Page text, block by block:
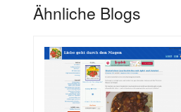
Ähnliche Blogs